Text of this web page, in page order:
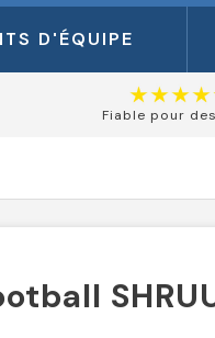
D'ÉQUIPE
Fiable pour